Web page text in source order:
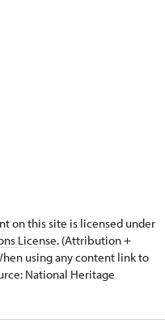
on this site is licensed under
License. (Attribution +
using any content link to
National Heritage